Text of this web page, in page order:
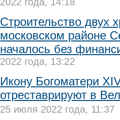
2022 года, 14:18
Строительство двух
московском районе
началось без
2022 года, 13:22
Икону Богоматери
отреставрируют в
25 июля 2022 года, 11:37